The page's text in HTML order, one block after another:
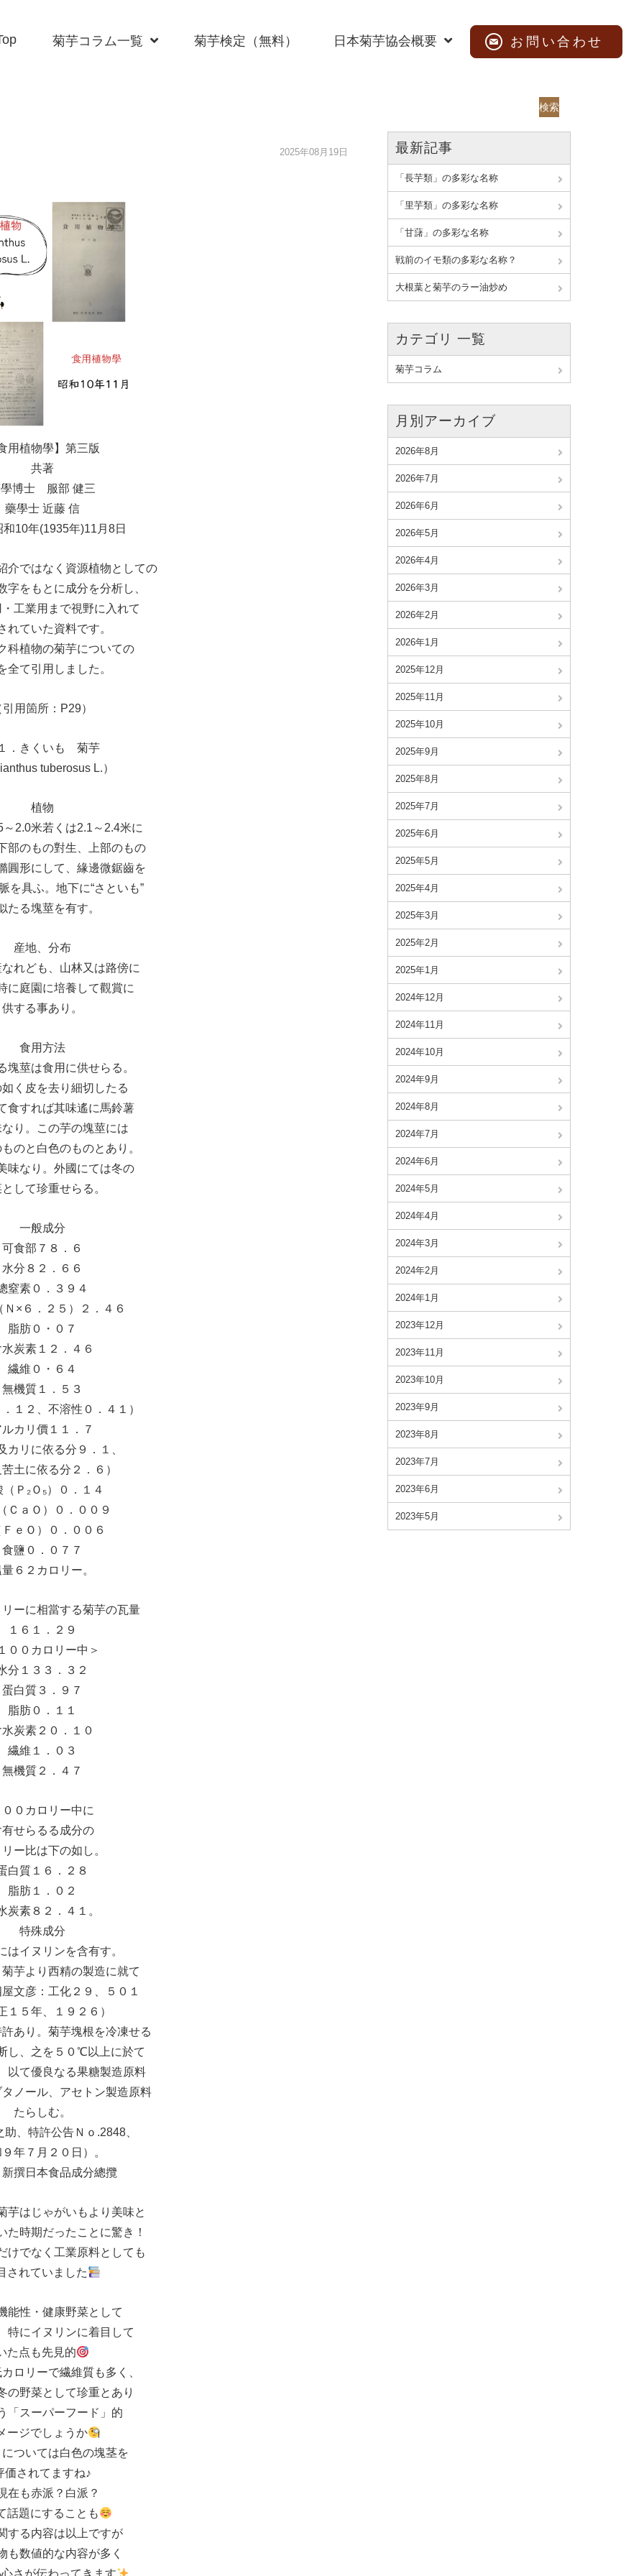
菊芋コラム一覧 菊芋検定（無料） 日本菊芋協会概要 お問い合わせ
2025年08月19日
用植物學】第三版
共著
博士 服部 健三
藥學士 近藤 信
和10年(1935年)11月8日
介ではなく資源植物としての
字をもとに成分を分析し、
工業用まで視野に入れて
れていた資料です。
科植物の菊芋についての
全て引用しました。
引用箇所：P29）
．きくいも 菊芋
tuberosus L.）
植物
2.0米若くは2.1～2.4米に
部のもの對生、上部のもの
圓形にして、緣邊微鋸齒を
を具ふ。地下に“さといも”
たる塊莖を有す。
産地、分布
れども、山林又は路傍に
に庭園に培養して觀賞に
供する事あり。
食用方法
塊莖は食用に供せらる。
く皮を去り細切したる
食すれば其味遙に馬鈴薯
なり。この芋の塊莖には
のと白色のものとあり。
味なり。外國にては冬の
して珍重せらる。
一般成分
可食部７８．６
水分８２．６６
窒素０．３９４
Ｎ×６．２５）２．４６
脂肪０・０７
炭素１２．４６
繊維０・６４
無機質１．５３
．１２、不溶性０．４１）
ルカリ價１１．７
カリに依る分９．１、
土に依る分２．６）
（Ｐ₂Ｏ₅）０．１４
ＣａＯ）０．００９
ｅＯ）０．００６
食鹽０．０７７
６２カロリー。
リーに相當する菊芋の瓦量
１６１．２９
００カロリー中＞
分１３３．３２
蛋白質３．９７
脂肪０．１１
炭素２０．１０
繊維１．０３
無機質２．４７
００カロリー中に
有せらるる成分の
ー比は下の如し。
白質１６．２８
脂肪１．０２
炭素８２．４１。
特殊成分
はイヌリンを含有す。
芋より西精の製造に就て
文彦：工化２９、５０１
１５年、１９２６）
あり。菊芋塊根を冷凍せる
し、之を５０℃以上に於て
以て優良なる果糖製造原料
ノール、アセトン製造原料
たらしむ。
助、特許公告Ｎｏ.2848、
年７月２０日）。
新撰日本食品成分總攬
芋はじゃがいもより美味と
た時期だったことに驚き！
けでなく工業原料としても
されていました
能性・健康野菜として
特にイヌリンに着目して
た点も先見的
ロリーで繊維質も多く、
の野菜として珍重とあり
「スーパーフード」的
ージでしょうか
ついては白色の塊茎を
価されてますね♪
在も赤派？白派？
話題にすることも
する内容は以上ですが
も数値的な内容が多く
検索
最新記事
「長芋類」の多彩な名称
「里芋類」の多彩な名称
「甘藷」の多彩な名称
戦前のイモ類の多彩な名称？
大根葉と菊芋のラー油炒め
カテゴリ 一覧
菊芋コラム
月別アーカイブ
2026年8月
2026年7月
2026年6月
2026年5月
2026年4月
2026年3月
2026年2月
2026年1月
2025年12月
2025年11月
2025年10月
2025年9月
2025年8月
2025年7月
2025年6月
2025年5月
2025年4月
2025年3月
2025年2月
2025年1月
2024年12月
2024年11月
2024年10月
2024年9月
2024年8月
2024年7月
2024年6月
2024年5月
2024年4月
2024年3月
2024年2月
2024年1月
2023年12月
2023年11月
2023年10月
2023年9月
2023年8月
2023年7月
2023年6月
2023年5月